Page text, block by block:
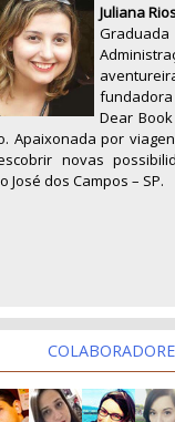
Juliana
Dear
Apaixonada por
novas
José dos Campos – SP.